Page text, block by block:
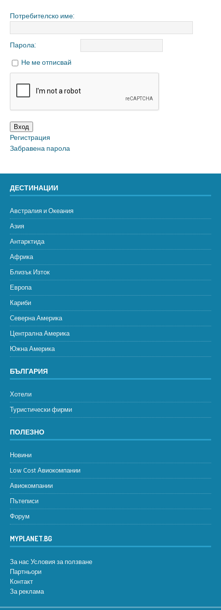
Потребителско име:
Парола:
Не ме отписвай
Вход
Регистрация
Забравена парола
ДЕСТИНАЦИИ
Австралия и Океания
Азия
Антарктида
Африка
Близък Изток
Европа
Кариби
Северна Америка
Централна Америка
Южна Америка
БЪЛГАРИЯ
Хотели
Туристически фирми
ПОЛЕЗНО
Новини
Low Cost Авиокомпании
Авиокомпании
Пътеписи
Форум
MYPLANET.BG
За нас Условия за ползване
Партньори
Контакт
За реклама